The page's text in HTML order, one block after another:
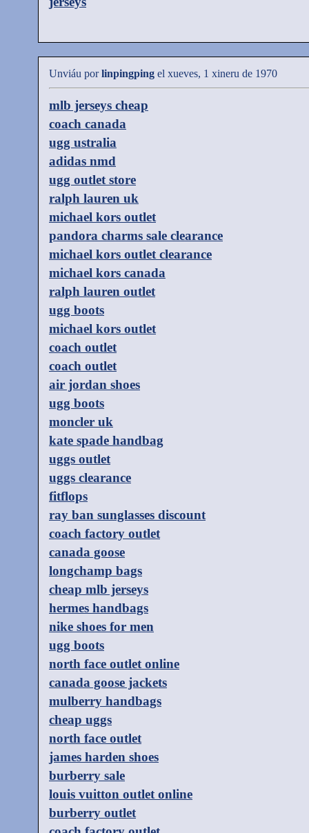
Unviáu porlinpingping el xueves, 1 xineru de 1970
mlb jerseys cheap
coach canada
ugg ustralia
adidas nmd
ugg outlet store
ralph lauren uk
michael kors outlet
pandora charms sale clearance
michael kors outlet clearance
michael kors canada
ralph lauren outlet
ugg boots
michael kors outlet
coach outlet
coach outlet
air jordan shoes
ugg boots
moncler uk
kate spade handbag
uggs outlet
uggs clearance
fitflops
ray ban sunglasses discount
coach factory outlet
canada goose
longchamp bags
cheap mlb jerseys
hermes handbags
nike shoes for men
ugg boots
north face outlet online
canada goose jackets
mulberry handbags
cheap uggs
north face outlet
james harden shoes
burberry sale
louis vuitton outlet online
burberry outlet